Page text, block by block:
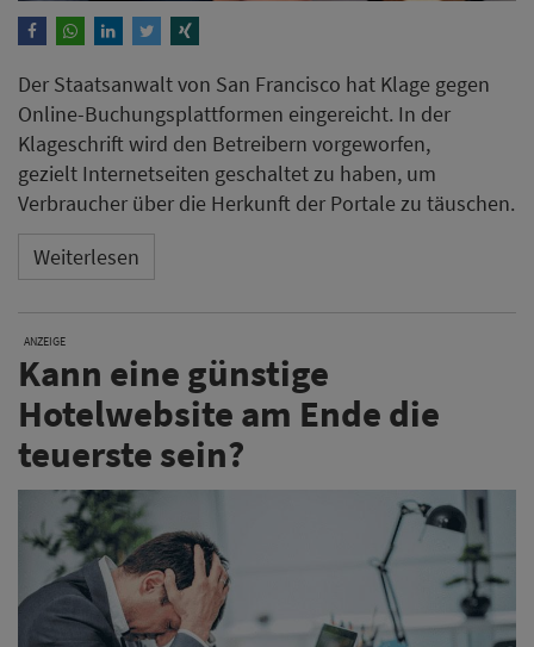
Der Staatsanwalt von San Francisco hat Klage gegen
Online-Buchungsplattformen eingereicht. In der
Klageschrift wird den Betreibern vorgeworfen,
gezielt Internetseiten geschaltet zu haben, um
Verbraucher über die Herkunft der Portale zu täuschen.
Weiterlesen
ANZEIGE
Kann eine günstige
Hotelwebsite am Ende die
teuerste sein?